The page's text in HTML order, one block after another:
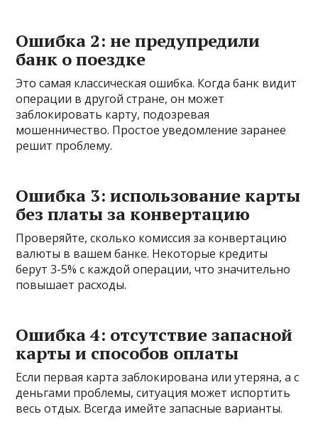
Ошибка 2: не предупредили
банк о поездке
Это самая классическая ошибка. Когда банк видит
операции в другой стране, он может
заблокировать карту, подозревая
мошенничество. Простое уведомление заранее
решит проблему.
Ошибка 3: использование карты
без платы за конвертацию
Проверяйте, сколько комиссия за конвертацию
валюты в вашем банке. Некоторые кредиты
берут 3-5% с каждой операции, что значительно
повышает расходы.
Ошибка 4: отсутствие запасной
карты и способов оплаты
Если первая карта заблокирована или утеряна, а с
деньгами проблемы, ситуация может испортить
весь отдых. Всегда имейте запасные варианты.